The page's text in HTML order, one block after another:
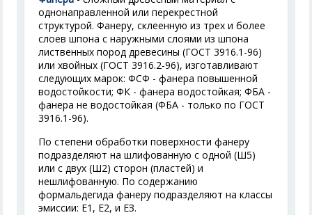
однонаправленной или перекрестной
структурой. Фанеру, склеенную из трех и более
слоев шпона с наружными слоями из шпона
лиственных пород древесины (ГОСТ 3916.1-96)
или хвойных (ГОСТ 3916.2-96), изготавливают
следующих марок: ФСФ - фанера повышенной
водостойкости; ФК - фанера водостойкая; ФБА -
фанера не водостойкая (ФБА - только по ГОСТ
3916.1-96).
По степени обработки поверхности фанеру
подразделяют на шлифованную с одной (Ш5)
или с двух (Ш2) сторон (пластей) и
нешлифованную. По содержанию
формальдегида фанеру подразделяют на классы
эмиссии: Е1, Е2, и ЕЗ.